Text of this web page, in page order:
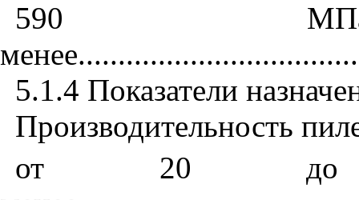
590
менее
5.1.4 Показатели
Производительность
от 20